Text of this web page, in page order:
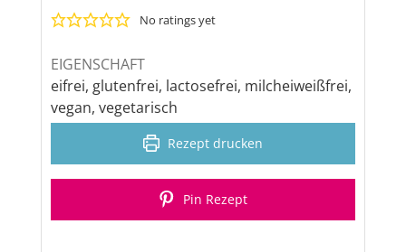
No ratings yet
EIGENSCHAFT
eifrei, glutenfrei, lactosefrei, milcheiweißfrei,
vegan, vegetarisch
Rezept drucken
Pin Rezept